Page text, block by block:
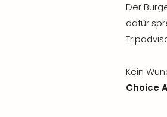
Der
dafür
Kein
Choice